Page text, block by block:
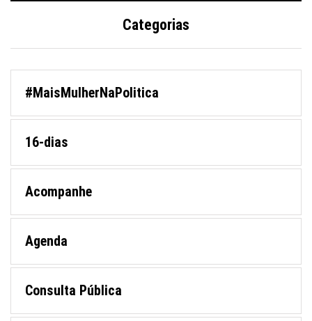
Categorias
#MaisMulherNaPolitica
16-dias
Acompanhe
Agenda
Consulta Pública